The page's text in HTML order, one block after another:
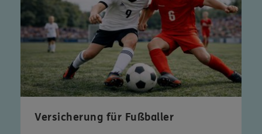
Versicherung für Fußballer